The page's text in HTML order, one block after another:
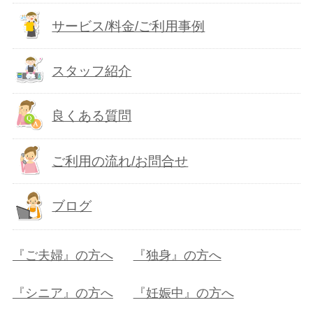
サービス/料金/ご利用事例
スタッフ紹介
良くある質問
ご利用の流れ/お問合せ
ブログ
『ご夫婦』の方へ 『独身』の方へ
『シニア』の方へ 『妊娠中』の方へ